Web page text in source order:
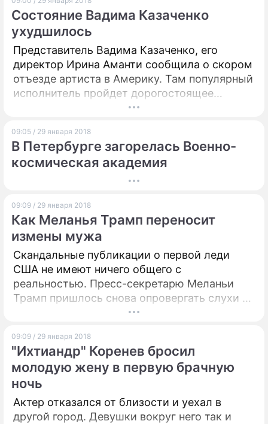
Состояние Вадима Казаченко
ухудшилось
Представитель Вадима Казаченко, его
директор Ирина Аманти сообщила о скором
отъезде артиста в Америку. Там популярный
исполнитель пройдет дорогостоящее
лечение, поскольку его состояние, как
09:05 / 29 января 2018
В Петербурге загорелась Военно-
космическая академия
09:09 / 29 января 2018
Как Меланья Трамп переносит
измены мужа
Скандальные публикации о первой леди
США не имеют ничего общего с
реальностью. Пресс-секретарю Меланьи
Трамп пришлось снова опровергать слухи о
разладе в президентской семье.
09:09 / 29 января 2018
"Ихтиандр" Коренев бросил
молодую жену в первую брачную
ночь
Актер отказался от близости и уехал в
другой город. Девушки вокруг него так и